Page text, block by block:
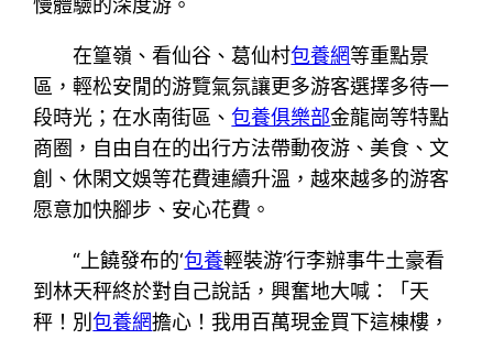
慢體驗的深度游。
在篁嶺、看仙谷、葛仙村包養網等重點景
區，輕松安閒的游覽氣氛讓更多游客選擇多待一
段時光；在水南街區、包養俱樂部金龍崗等特點
商圈，自由自在的出行方法帶動夜游、美食、文
創、休閑文娛等花費連續升溫，越來越多的游客
愿意加快腳步、安心花費。
“上饒發布的‘包養輕裝游’行李辦事牛土豪看
到林天秤終於對自己說話，興奮地大喊：「天
秤！別包養網擔心！我用百萬現金買下這棟樓，